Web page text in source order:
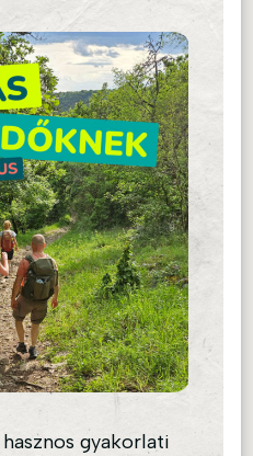
gyakorlati